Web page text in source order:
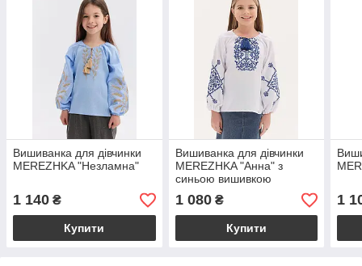
Вишиванка для дівчинки
MEREZHKA "Незламна"
1 140 ₴
Купити
Вишиванка для дівчинки
MEREZHKA "Анна" з
синьою вишивкою
1 080₴
Купити
1